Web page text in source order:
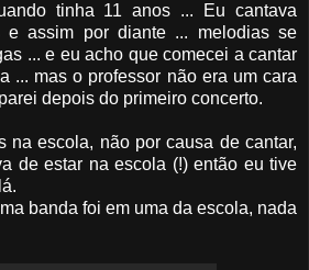
tinha 11 anos ... Eu cantava
e assim por diante ... melodias se
... e eu acho que comecei a cantar
... mas o professor não era um cara
depois do primeiro concerto.
na escola, não por causa de cantar,
de estar na escola (!) então eu tive
banda foi em uma da escola, nada